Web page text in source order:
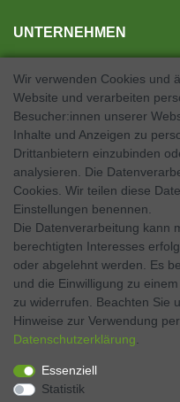
UNTERNEHMEN
SOCIAL MEDIA
Twitter
Instagram
VERTRAG
Zahlen Sie bequem per
Wir verwenden Cookies und
Website und verarbeiten
Besucher:innen unserer
Inhalte und Anzeigen zu
Drittanbietern einzubinden
analysieren. Die
Cookies. Wir teilen diese
Einstellungen benennen.
Die Datenverarbeitung kann
berechtigten Interesses
oder abgelehnt werden. Es
und die Einwilligung zu
zu widerrufen. Beachten Sie
Hinweise zur Verwendung
Daten­schutz­erklärung
Essenziell
Statistik